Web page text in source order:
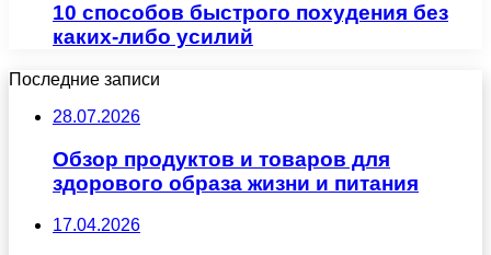
10 способов быстрого похудения без
каких-либо усилий
Последние записи
28.07.2026
Обзор продуктов и товаров для
здорового образа жизни и питания
17.04.2026